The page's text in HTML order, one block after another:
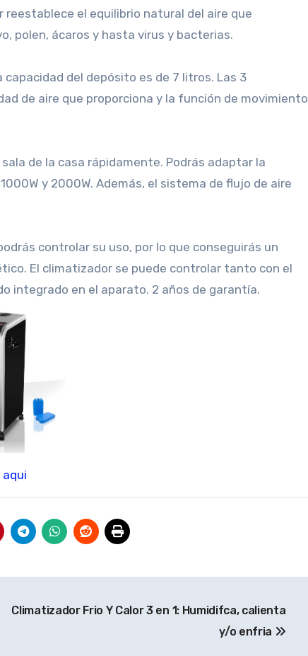
el equilibrio natural del aire que
polen, ácaros y hasta virus y bacterias.
del depósito es de 7 litros. Las 3
de aire que proporciona y la función de movimiento
de la casa rápidamente. Podrás adaptar la
y 2000W. Además, el sistema de flujo de aire
controlar su uso, por lo que conseguirás un
El climatizador se puede controlar tanto con el
integrado en el aparato. 2 años de garantía.
aqui
Climatizador Frio Y Calor 3 en 1: Humidifca, calienta
y/o enfria